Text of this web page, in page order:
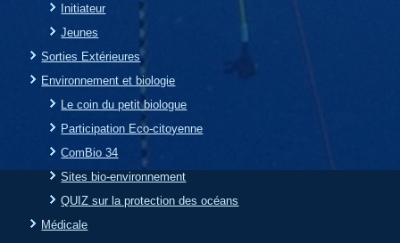
Initiateur
Jeunes
Sorties Extérieures
Environnement et biologie
Le coin du petit biologue
Participation Eco-citoyenne
ComBio 34
Sites bio-environnement
QUIZ sur la protection des océans
Médicale